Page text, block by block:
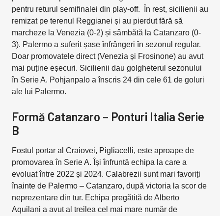
pentru returul semifinalei din play-off. În rest, sicilienii au
remizat pe terenul Reggianei și au pierdut fără să
marcheze la Venezia (0-2) și sâmbătă la Catanzaro (0-
3). Palermo a suferit șase înfrângeri în sezonul regular.
Doar promovatele direct (Venezia și Frosinone) au avut
mai puține eșecuri. Sicilienii dau golgheterul sezonului
în Serie A. Pohjanpalo a înscris 24 din cele 61 de goluri
ale lui Palermo.
Formă Catanzaro – Ponturi Italia Serie
B
Fostul portar al Craiovei, Pigliacelli, este aproape de
promovarea în Serie A. Își înfruntă echipa la care a
evoluat între 2022 și 2024. Calabrezii sunt mari favoriți
înainte de Palermo – Catanzaro, după victoria la scor de
neprezentare din tur. Echipa pregătită de Alberto
Aquilani a avut al treilea cel mai mare număr de